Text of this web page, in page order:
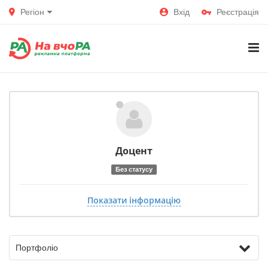
Регіон Вхід Реєстрація
Доцент
Без статусу
Показати інформацію
Портфоліо